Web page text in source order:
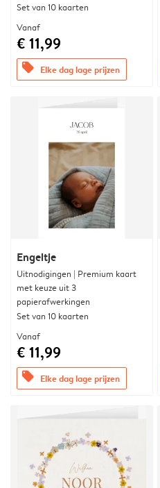
Set van 10 kaarten
Vanaf
€ 11,99
offers Elke dag lage prijzen
Engeltje
Uitnodigingen | Premium kaart
met keuze uit 3
papierafwerkingen
Set van 10 kaarten
Vanaf
€ 11,99
offers Elke dag lage prijzen